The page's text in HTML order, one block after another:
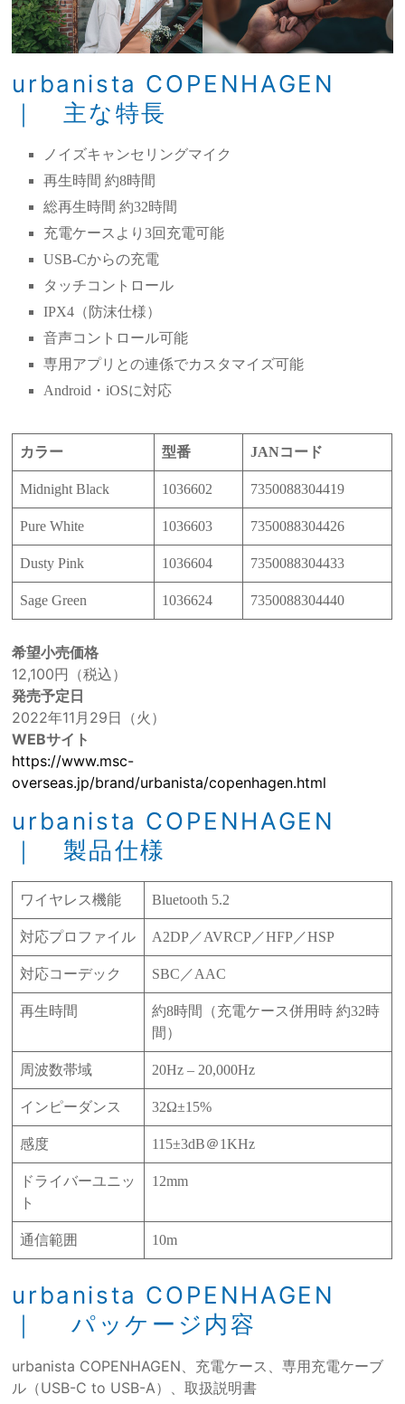
urbanista COPENHAGEN
｜ 主な特⻑
ノイズキャンセリングマイク
再生時間 約8時間
総再生時間 約32時間
充電ケースより3回充電可能
USB-Cからの充電
タッチコントロール
IPX4（防沫仕様）
音声コントロール可能
専用アプリとの連係でカスタマイズ可能
Android・iOSに対応
カラー 型番 JANコード
Midnight Black 1036602 7350088304419
Pure White 1036603 7350088304426
Dusty Pink 1036604 7350088304433
Sage Green 1036624 7350088304440
希望小売価格
12,100円（税込）
発売予定日
2022年11月29日（火）
WEBサイト
https://www.msc-
overseas.jp/brand/urbanista/copenhagen.html
urbanista COPENHAGEN
｜ 製品仕様
ワイヤレス機能 Bluetooth 5.2
対応プロファイル A2DP／AVRCP／HFP／HSP
対応コーデック SBC／AAC
再生時間
約8時間（充電ケース併用時 約32時
間）
周波数帯域 20Hz – 20,000Hz
インピーダンス 32Ω±15%
感度 115±3dB＠1KHz
ドライバーユニッ
ト
12mm
通信範囲 10m
urbanista COPENHAGEN
｜ パッケージ内容
urbanista COPENHAGEN、充電ケース、専用充電ケーブ
ル（USB-C to USB-A）、取扱説明書